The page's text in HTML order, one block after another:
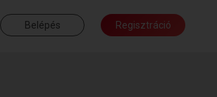
Belépés Regisztráció